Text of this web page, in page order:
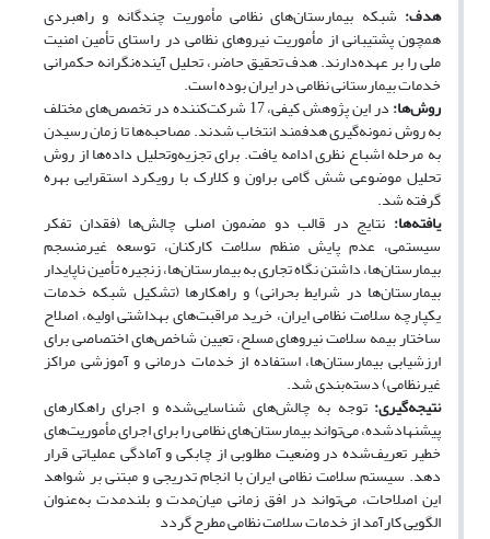
هدف: شبکه بیمارستان‌های نظامی مأموریت چندگانه و راهبردی
همچون پشتیبانی از مأموریت نیروهای نظامی در راستای تأمین امنیت
ملی را بر عهده‌دارند. هدف تحقیق حاضر، تحلیل آینده‌نگرانه حکمرانی
خدمات بیمارستانی نظامی در ایران بوده است.
روش‌ها: در این پژوهش کیفی، 17 شرکت‌کننده در تخصص‌های مختلف
به روش نمونه‌گیری هدفمند انتخاب شدند. مصاحبه‌ها تا زمان رسیدن
به مرحله اشباع نظری ادامه یافت. برای تجزیه‌وتحلیل داده‌ها از روش
تحلیل موضوعی شش گامی براون و کلارک با رویکرد استقرایی بهره
گرفته شد.
یافته‌ها: نتایج در قالب دو مضمون اصلی چالش‌ها (فقدان تفکر
سیستمی، عدم پایش منظم سلامت کارکنان، توسعه غیرمنسجم
بیمارستان‌ها، داشتن نگاه تجاری به بیمارستان‌ها، زنجیره تأمین ناپایدار
بیمارستان‌ها در شرایط بحرانی) و راهکارها (تشکیل شبکه خدمات
یکپارچه سلامت نظامی ایران، خرید مراقبت‌های بهداشتی اولیه، اصلاح
ساختار بیمه سلامت نیروهای مسلح، تعیین شاخص‌های اختصاصی برای
ارزشیابی بیمارستان‌ها، استفاده از خدمات درمانی و آموزشی مراکز
غیرنظامی) دسته‌بندی شد.
نتیجه‌گیری‌: توجه به چالش‌های شناسایی‌شده و اجرای راهکارهای
پیشنهادشده، می‌تواند بیمارستان‌های نظامی را برای اجرای مأموریت‌های
خطیر تعریف‌شده در وضعیت مطلوبی از چابکی و آمادگی عملیاتی قرار
دهد. سیستم سلامت نظامی ایران با انجام تدریجی و مبتنی بر شواهد
این اصلاحات، می‌تواند در افق زمانی میان‌مدت و بلندمدت به‌عنوان
الگویی کارآمد از خدمات سلامت نظامی مطرح گردد